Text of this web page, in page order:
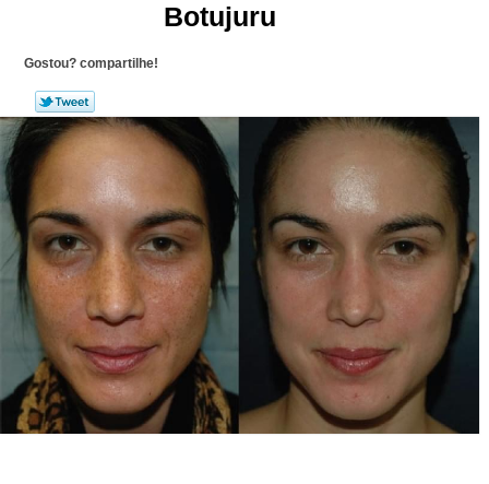
Botujuru
Gostou? compartilhe!